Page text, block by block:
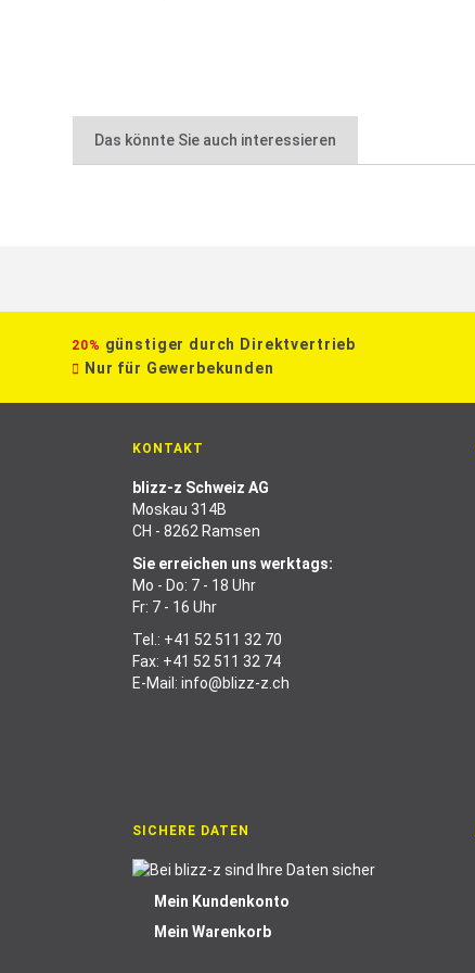
Das könnte Sie auch interessieren
20% günstiger durch Direktvertrieb
Nur für Gewerbekunden
KONTAKT
blizz-z Schweiz AG
Moskau 314B
CH - 8262 Ramsen
Sie erreichen uns werktags:
Mo - Do: 7 - 18 Uhr
Fr: 7 - 16 Uhr
Tel.: +41 52 511 32 70
Fax: +41 52 511 32 74
E-Mail: info@blizz-z.ch
SICHERE DATEN
Mein Kundenkonto
Mein Warenkorb